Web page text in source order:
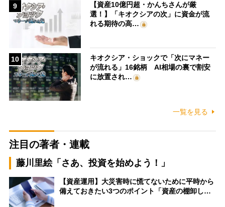
9
【資産10億円超・かんちさんが厳
選！】「キオクシアの次」に資金が流
れる期待の高…
10
キオクシア・ショックで「次にマネー
が流れる」16銘柄 AI相場の裏で割安
に放置され…
一覧を見る
注目の著者・連載
藤川里絵「さあ、投資を始めよう！」
【資産運用】大災害時に慌てないために平時から
備えておきたい3つのポイント「資産の棚卸し…